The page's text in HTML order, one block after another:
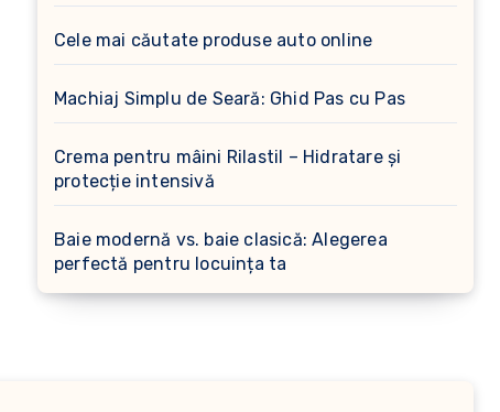
Cele mai căutate produse auto online
Machiaj Simplu de Seară: Ghid Pas cu Pas
Crema pentru mâini Rilastil – Hidratare și
protecție intensivă
Baie modernă vs. baie clasică: Alegerea
perfectă pentru locuința ta